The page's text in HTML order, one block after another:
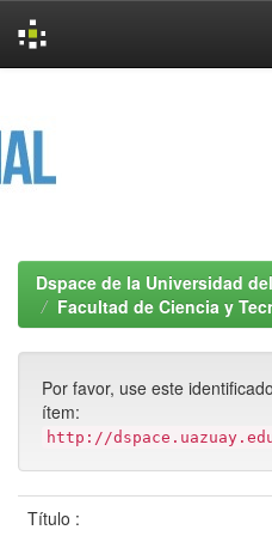
Dspace de la Universidad
Facultad de Ciencia y
Por favor, use este
ítem:
http://
Título :